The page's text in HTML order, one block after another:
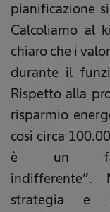
pianificazione
Calcoliamo al
chiaro che i
durante il
Rispetto alla
risparmio
così circa
è un
indifferente”.
strategia e